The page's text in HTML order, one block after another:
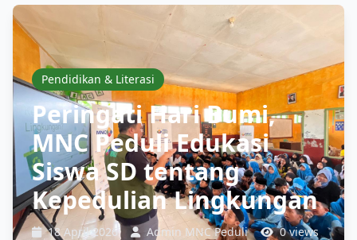
Pendidikan & Literasi
Peringati Hari Bumi,
MNC Peduli Edukasi
Siswa SD tentang
Kepedulian Lingkungan
18 April 2026 Admin MNC Peduli 0 views